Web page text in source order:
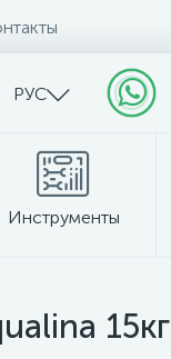
РУС
Инструменты
15кг